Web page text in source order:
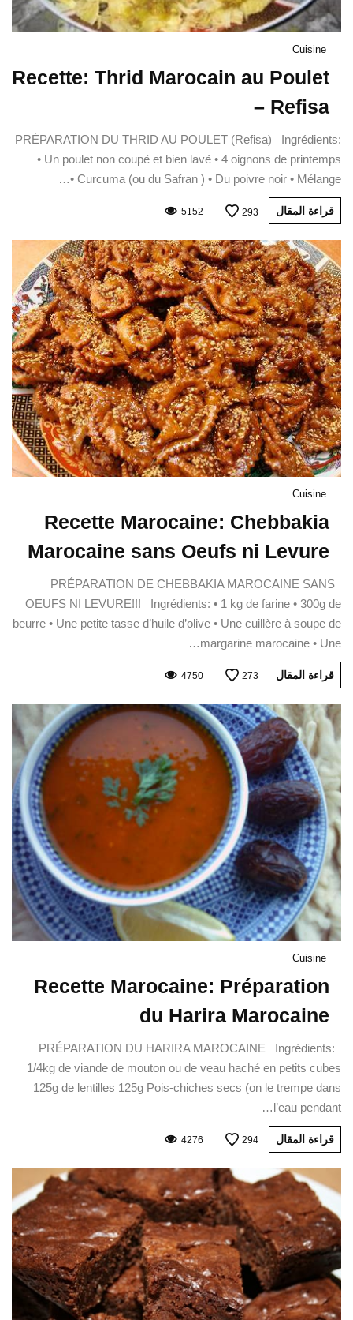
Cuisine
Recette: Thrid Marocain au Poulet
– Refisa
PRÉPARATION DU THRID AU POULET (Refisa) Ingrédients:
• Un poulet non coupé et bien lavé • 4 oignons de printemps
• Curcuma (ou du Safran ) • Du poivre noir • Mélange…
قراءة المقال 293
5152
Cuisine
Recette Marocaine: Chebbakia
Marocaine sans Oeufs ni Levure
PRÉPARATION DE CHEBBAKIA MAROCAINE SANS
OEUFS NI LEVURE!!! Ingrédients: • 1 kg de farine • 300g de
beurre • Une petite tasse d’huile d’olive • Une cuillère à soupe de
margarine marocaine • Une…
قراءة المقال 273
4750
Cuisine
Recette Marocaine: Préparation
du Harira Marocaine
PRÉPARATION DU HARIRA MAROCAINE Ingrédients:
1/4kg de viande de mouton ou de veau haché en petits cubes
125g de lentilles 125g Pois-chiches secs (on le trempe dans
l’eau pendant…
قراءة المقال 294
4276